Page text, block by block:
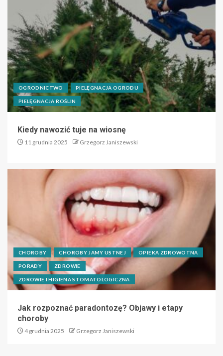
OGRODNICTWO PIELĘGNACJA OGRODU
PIELĘGNACJA ROŚLIN
Kiedy nawozić tuje na wiosnę
11 grudnia 2025 Grzegorz Janiszewski
CHOROBY CHOROBY JAMY USTNEJ OPIEKA ZDROWOTNA
PORADY ZDROWIE
ZDROWIE I HIGIENA STOMATOLOGICZNA
Jak rozpoznać paradontozę? Objawy i etapy
choroby
4 grudnia 2025 Grzegorz Janiszewski